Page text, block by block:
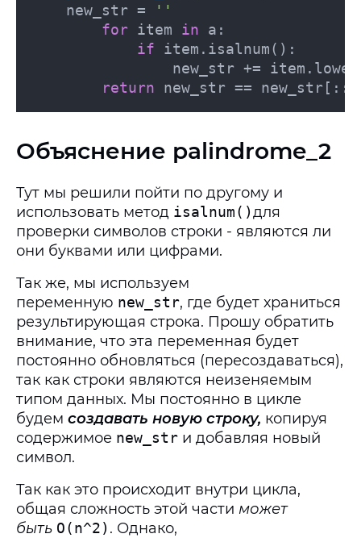
new_str =
''
for item in a:
if item.isalnum():
new_str +=
return new_str == new_str[::-
Объяснение palindrome_2
Тут мы решили пойти по другому и
использовать метод isalnum()для
проверки символов строки - являются ли
они буквами или цифрами.
Так же, мы используем
переменную new_str, где будет храниться
результирующая строка. Прошу обратить
внимание, что эта переменная будет
постоянно обновляться (пересоздаваться),
так как строки являются неизеняемым
типом данных. Мы постоянно в цикле
будем создавать новую строку, копируя
содержимое new_str и добавляя новый
символ.
Так как это происходит внутри цикла,
общая сложность этой части может
быть O(n^2) . Однако,